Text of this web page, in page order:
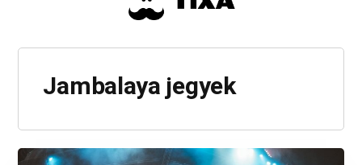
Jambalaya jegyek